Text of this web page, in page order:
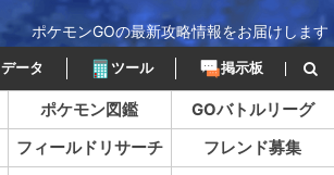
ポケモンGOの最新攻略情報をお届けします
データ ツール 掲示板
ポケモン図鑑
GOバトルリーグ
フィールドリサーチ
フレンド募集